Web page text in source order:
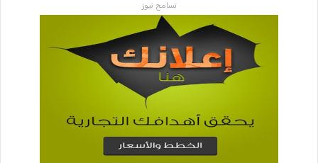
تسامح نيوز